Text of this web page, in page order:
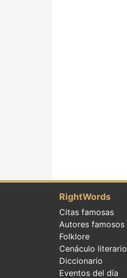
RightWords
Citas famosas
Autores famosos
Folklore
Cenáculo literario
Diccionario
Eventos del día